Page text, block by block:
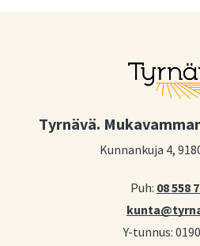
Tyrnävä.
Kunnankuja 4,
Puh: 08 558
Y-tunnus: